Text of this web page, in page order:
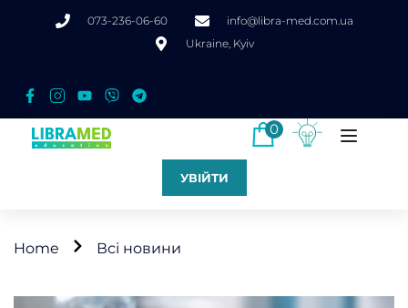
073-236-06-60
info@libra-med.com.ua
Ukraine, Kyiv
0
УВІЙТИ
Home Всі новини